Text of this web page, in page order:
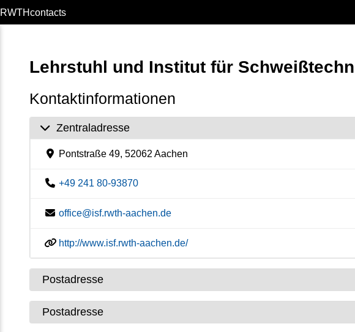
RWTHcontacts
Lehrstuhl und Institut für
Kontaktinformationen
Zentraladresse
Pontstraße 49, 52062 Aachen
+49 241 80-93870
office@isf.rwth-aachen.de
http://www.isf.rwth-aachen.de/
Postadresse
Postadresse